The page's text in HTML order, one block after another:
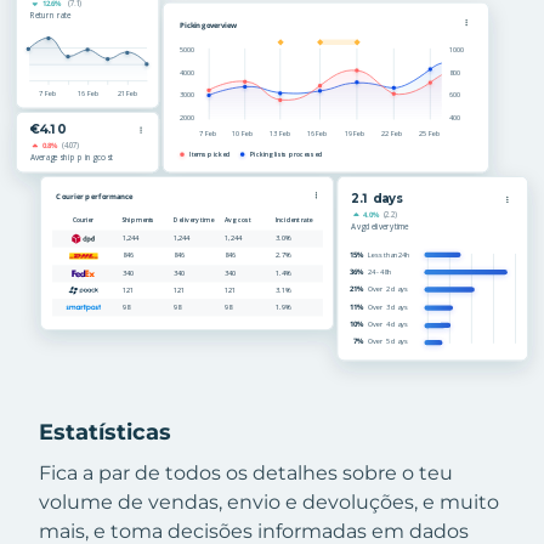
Estatísticas
Fica a par de todos os detalhes sobre o teu
volume de vendas, envio e devoluções, e muito
mais, e toma decisões informadas em dados